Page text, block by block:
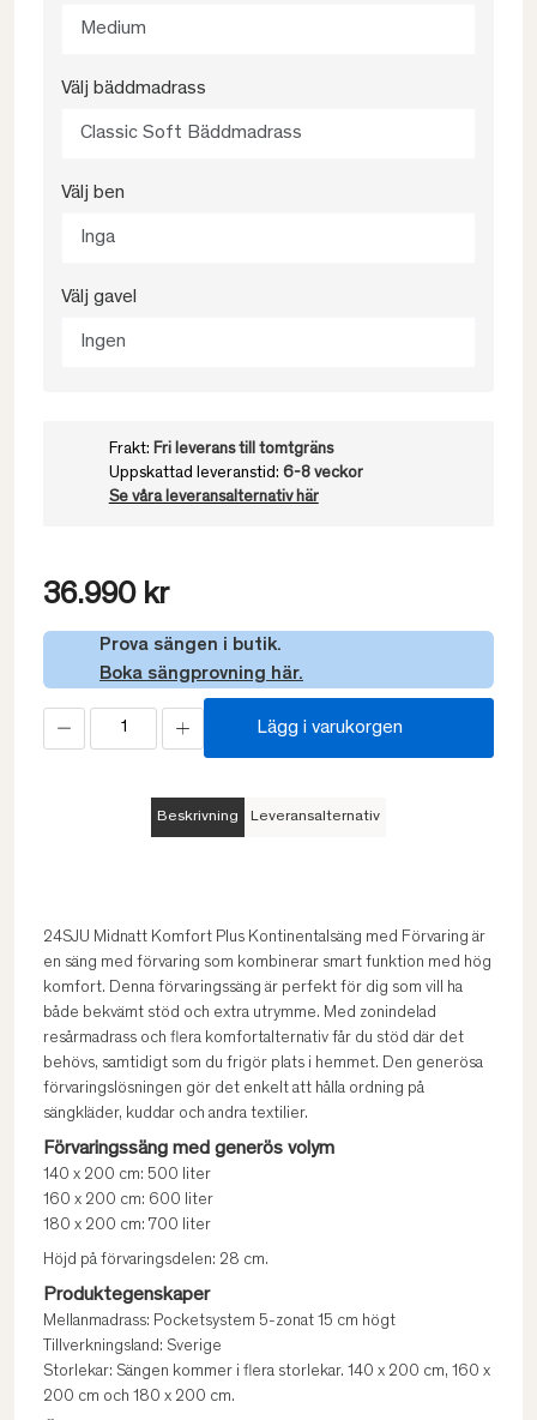
Medium
Välj bäddmadrass
Classic Soft Bäddmadrass
Välj ben
Inga
Välj gavel
Ingen
Frakt: Fri leverans till tomtgräns
Uppskattad leveranstid: 6-8 veckor
Se våra leveransalternativ här
36.990 kr
Prova sängen i butik.
Boka sängprovning här.
Lägg i varukorgen
Beskrivning Leveransalternativ
24SJU Midnatt Komfort Plus Kontinentalsäng med Förvaring är
en säng med förvaring som kombinerar smart funktion med hög
komfort. Denna förvaringssäng är perfekt för dig som vill ha
både bekvämt stöd och extra utrymme. Med zonindelad
resårmadrass och flera komfortalternativ får du stöd där det
behövs, samtidigt som du frigör plats i hemmet. Den generösa
förvaringslösningen gör det enkelt att hålla ordning på
sängkläder, kuddar och andra textilier.
Förvaringssäng med generös volym
140 x 200 cm: 500 liter
160 x 200 cm: 600 liter
180 x 200 cm: 700 liter
Höjd på förvaringsdelen: 28 cm.
Produktegenskaper
Mellanmadrass: Pocketsystem 5-zonat 15 cm högt
Tillverkningsland: Sverige
Storlekar: Sängen kommer i flera storlekar. 140 x 200 cm, 160 x
200 cm och 180 x 200 cm.